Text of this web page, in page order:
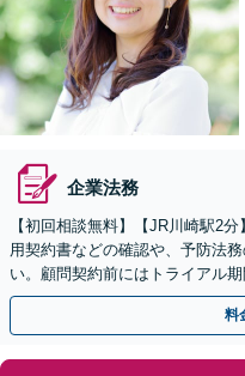
企業法務
【初回相談無料】【JR川崎駅2
用契約書などの確認や、予防法
い。顧問契約前にはトライアル
せください【土日祝対応可】
料